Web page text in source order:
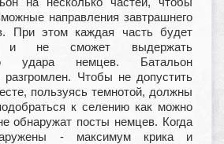
направления завтрашнего
При этом каждая часть будет
и не сможет выдержать
удара немцев. Батальон
Чтобы не допустить
пользуясь темнотой, должны
к селению как можно
обнаружат посты немцев. Когда
- максимум крика и